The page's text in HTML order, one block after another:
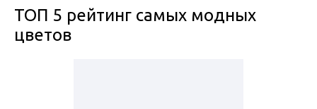
ТОП 5 рейтинг самых модных
цветов